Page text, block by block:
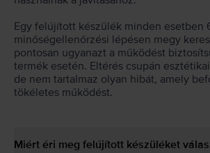
Egy felújított készülék minden esetben
minőségellenőrzési lépésen megy
pontosan ugyanazt a működést
termék esetén. Eltérés csupán
de nem tartalmaz olyan hibát, amely
tökéletes működést.
Miért éri meg felújított készüléket